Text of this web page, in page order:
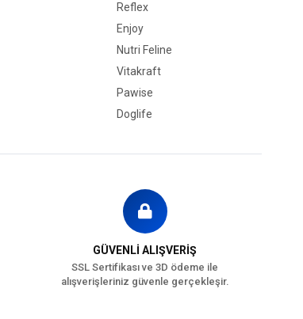
Reflex
Enjoy
Nutri Feline
Vitakraft
Pawise
Doglife
GÜVENLİ ALIŞVERİŞ
SSL Sertifikası ve 3D ödeme ile
alışverişleriniz güvenle gerçekleşir.